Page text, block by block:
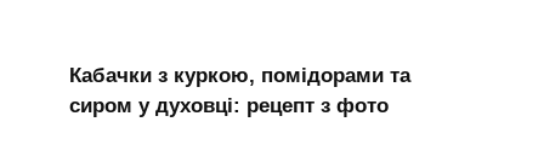
Кабачки з куркою, помідорами та
сиром у духовці: рецепт з фото